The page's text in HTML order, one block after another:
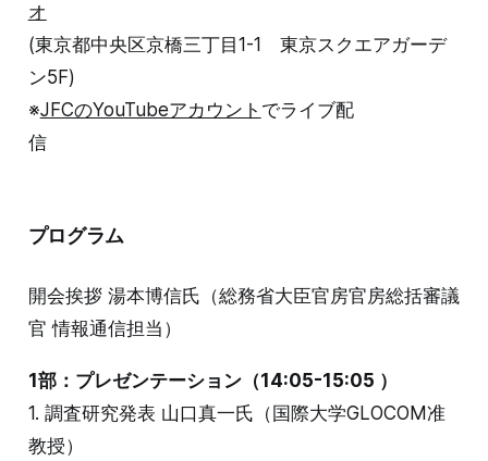
オ
(東京都中央区京橋三丁目1-1 東京スクエアガーデ
ン5F)
※JFCのYouTubeアカウント でライブ配
信
プログラム
開会挨拶 湯本博信氏（総務省大臣官房官房総括審議
官 情報通信担当）
1部：プレゼンテーション（14:05-15:05 ）
1. 調査研究発表 山口真一氏（国際大学GLOCOM准
教授）